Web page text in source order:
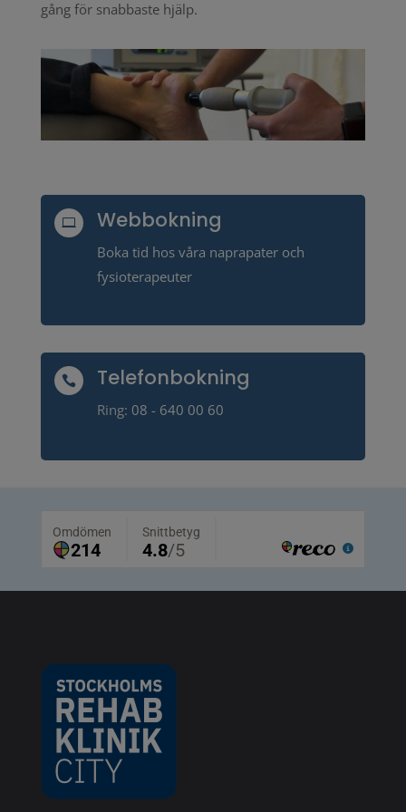
gång för snabbaste hjälp.
 Webbokning
Boka tid hos våra naprapater och
fysioterapeuter
 Telefonbokning
Ring: 08 - 640 00 60